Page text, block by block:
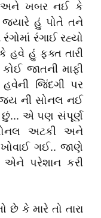
અને ખબર નઈ કે
હું પોતે તને
રંગાઈ રહ્યો
હું ફક્ત તારી
જાતની માફી
જિંદગી પર
ની સોનલ નઈ
છું... એ પણ સંપૂર્ણ
અટકી અને
ખોવાઈ ગઈ.. જાણે
પરેશાન કરી
કે મારે તો તારા